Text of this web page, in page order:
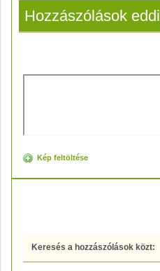
Hozzászólások
Kép feltöltése
Keresés a hozzászólások közt: